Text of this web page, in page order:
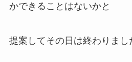
かできることはないかと
提案してその日は終わりまし